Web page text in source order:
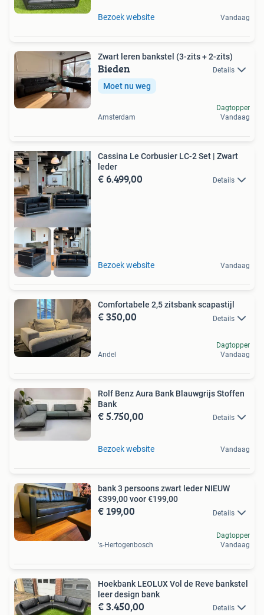
Bezoek website Vandaag
Zwart leren bankstel (3-zits + 2-zits)
Bieden Details
Moet nu weg
Amsterdam
Dagtopper
Vandaag
Gratis levering
Cassina Le Corbusier LC-2 Set | Zwart
leder
€ 6.499,00 Details
Bezoek website Vandaag
Comfortabele 2,5 zitsbank scapastijl
€ 350,00 Details
Andel
Dagtopper
Vandaag
Rolf Benz Aura Bank Blauwgrijs Stoffen
Bank
€ 5.750,00 Details
Bezoek website Vandaag
bank 3 persoons zwart leder NIEUW
€399,00 voor €199,00
€ 199,00 Details
's-Hertogenbosch
Dagtopper
Vandaag
Hoekbank LEOLUX Vol de Reve bankstel
leer design bank
€ 3.450,00 Details